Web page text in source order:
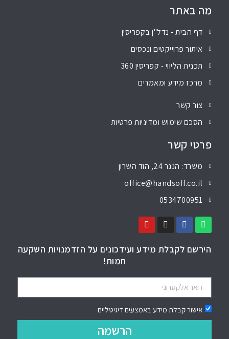
מה באתר
דף הבית - נדל"ן בקפריסין
איתור פרוייקטים ונכסים
תכנית הליווי - קפריסין 360
מרכז מידע ומאמרים
צור קשר
הסכם שימוש ומדיניות פרטיות
פרטי קשר
משרד: הנגר 24, הוד השרון
office@handsoff.co.il
0534700951
הירשם לקבלת מידע ועידכונים על הזדמנויות השקעה
חמות!
אישור קבלת מידע באמצעים דיגיטליים
הרשמה